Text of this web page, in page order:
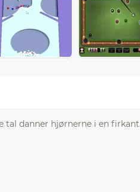
tal danner hjørnerne i en